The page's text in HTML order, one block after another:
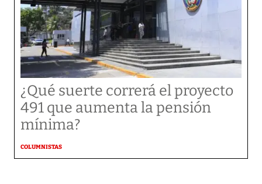
¿Qué suerte correrá el proyecto
491 que aumenta la pensión
mínima?
COLUMNISTAS